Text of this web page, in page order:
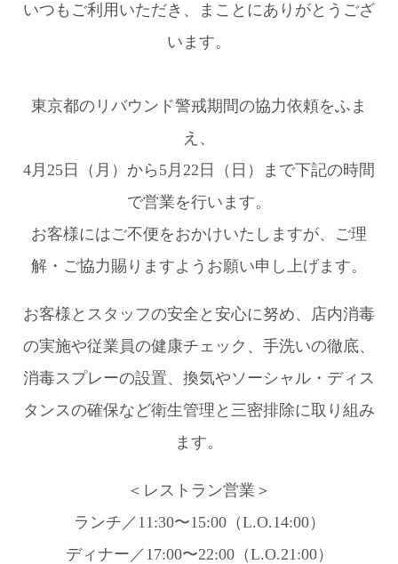
いつもご利用いただき、まことにありがとうござ
います。
東京都のリバウンド警戒期間の協力依頼をふま
え、
4月25日（月）から5月22日（日）まで下記の時間
で営業を行います。
お客様にはご不便をおかけいたしますが、ご理
解・ご協力賜りますようお願い申し上げます。
お客様とスタッフの安全と安心に努め、店内消毒
の実施や従業員の健康チェック、手洗いの徹底、
消毒スプレーの設置、換気やソーシャル・ディス
タンスの確保など衛生管理と三密排除に取り組み
ます。
＜レストラン営業＞
ランチ／11:30〜15:00（L.O.14:00）
ディナー／17:00〜22:00（L.O.21:00）